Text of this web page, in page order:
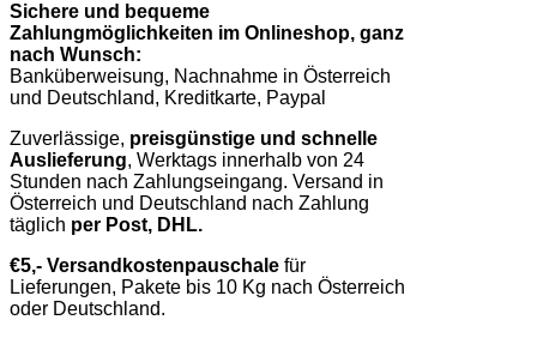
Sichere und bequeme
Zahlungmöglichkeiten im Onlineshop, ganz
nach Wunsch:
Banküberweisung, Nachnahme in Österreich
und Deutschland, Kreditkarte, Paypal
Zuverlässige, preisgünstige und schnelle
Auslieferung, Werktags innerhalb von 24
Stunden nach Zahlungseingang. Versand in
Österreich und Deutschland nach Zahlung
täglich per Post, DHL.
€5,- Versandkostenpauschale für
Lieferungen, Pakete bis 10 Kg nach Österreich
oder Deutschland.